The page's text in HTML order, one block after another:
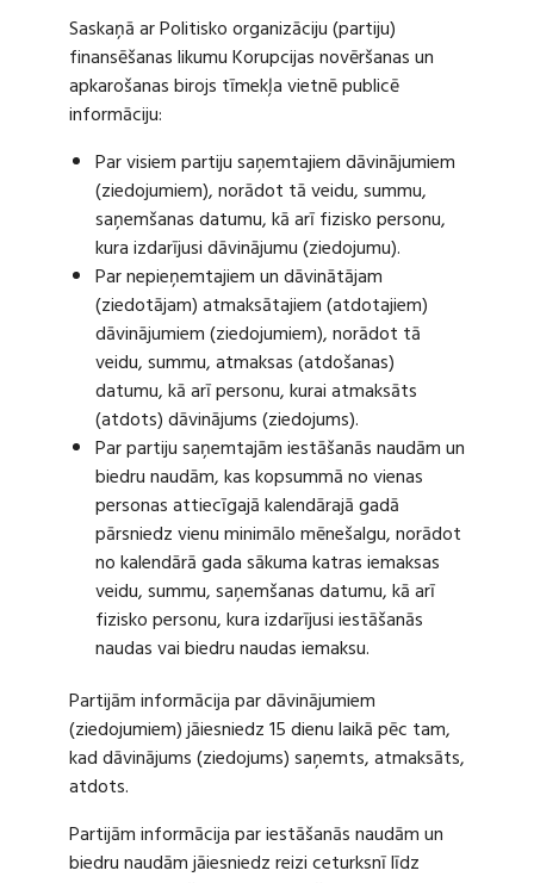
Saskaņā ar Politisko organizāciju (partiju)
finansēšanas likumu Korupcijas novēršanas un
apkarošanas birojs tīmekļa vietnē publicē
informāciju:
Par visiem partiju saņemtajiem dāvinājumiem
(ziedojumiem), norādot tā veidu, summu,
saņemšanas datumu, kā arī fizisko personu,
kura izdarījusi dāvinājumu (ziedojumu).
Par nepieņemtajiem un dāvinātājam
(ziedotājam) atmaksātajiem (atdotajiem)
dāvinājumiem (ziedojumiem), norādot tā
veidu, summu, atmaksas (atdošanas)
datumu, kā arī personu, kurai atmaksāts
(atdots) dāvinājums (ziedojums).
Par partiju saņemtajām iestāšanās naudām un
biedru naudām, kas kopsummā no vienas
personas attiecīgajā kalendārajā gadā
pārsniedz vienu minimālo mēnešalgu, norādot
no kalendārā gada sākuma katras iemaksas
veidu, summu, saņemšanas datumu, kā arī
fizisko personu, kura izdarījusi iestāšanās
naudas vai biedru naudas iemaksu.
Partijām informācija par dāvinājumiem
(ziedojumiem) jāiesniedz 15 dienu laikā pēc tam,
kad dāvinājums (ziedojums) saņemts, atmaksāts,
atdots.
Partijām informācija par iestāšanās naudām un
biedru naudām jāiesniedz reizi ceturksnī līdz